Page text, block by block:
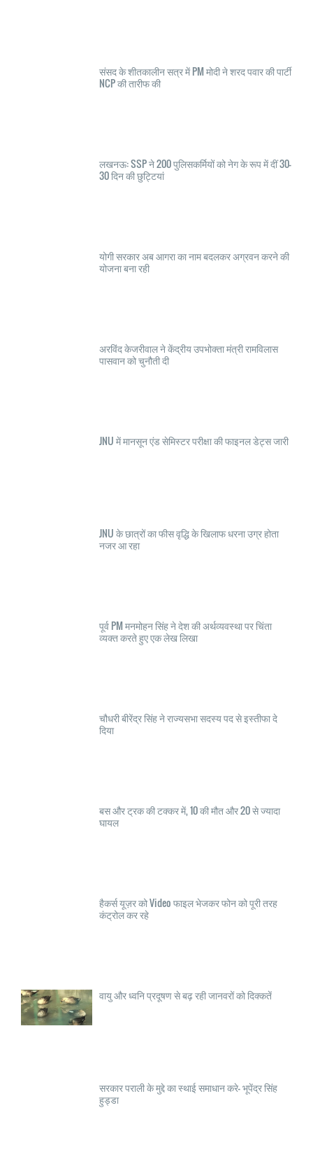
संसद के शीतकालीन सत्र में PM मोदी ने शरद पवार की पार्टी
NCP की तारीफ की
लखनऊ: SSP ने 200 पुलिसकर्मियों को नेग के रूप में दीं 30-
30 दिन की छुट्टियां
योगी सरकार अब आगरा का नाम बदलकर अग्रवन करने की
योजना बना रही
अरविंद केजरीवाल ने केंद्रीय उपभोक्ता मंत्री रामविलास
पासवान को चुनौती दी
JNU में मानसून एंड सेमिस्टर परीक्षा की फाइनल डेट्स जारी
JNU के छात्रों का फीस वृद्धि के खिलाफ धरना उग्र होता
नजर आ रहा
पूर्व PM मनमोहन सिंह ने देश की अर्थव्यवस्था पर चिंता
व्यक्त करते हुए एक लेख लिखा
चौधरी बीरेंद्र सिंह ने राज्यसभा सदस्य पद से इस्तीफा दे
दिया
बस और ट्रक की टक्कर में, 10 की मौत और 20 से ज्यादा
घायल
हैकर्स यूज़र को Video फाइल भेजकर फोन को पूरी तरह
कंट्रोल कर रहे
वायु और ध्वनि प्रदूषण से बढ़ रही जानवरों को दिक्कतें
सरकार पराली के मुद्दे का स्थाई समाधान करे- भूपेंद्र सिंह
हुड्डा